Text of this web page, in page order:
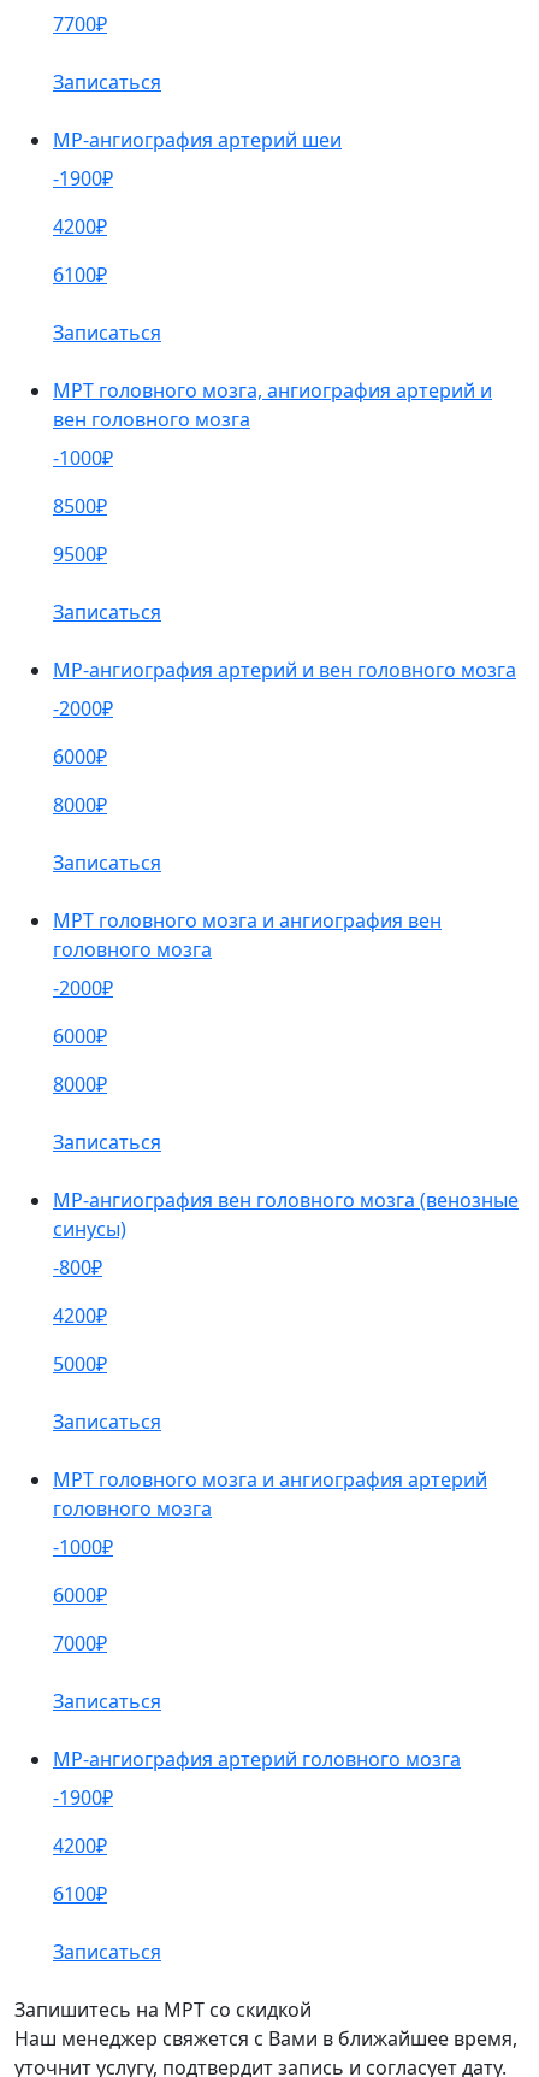
7700₽
Записаться
МР-ангиография артерий шеи
-1900₽
4200₽
6100₽
Записаться
МРТ головного мозга, ангиография артерий и
вен головного мозга
-1000₽
8500₽
9500₽
Записаться
МР-ангиография артерий и вен головного мозга
-2000₽
6000₽
8000₽
Записаться
МРТ головного мозга и ангиография вен
головного мозга
-2000₽
6000₽
8000₽
Записаться
МР-ангиография вен головного мозга (венозные
синусы)
-800₽
4200₽
5000₽
Записаться
МРТ головного мозга и ангиография артерий
головного мозга
-1000₽
6000₽
7000₽
Записаться
МР-ангиография артерий головного мозга
-1900₽
4200₽
6100₽
Записаться
Запишитесь на МРТ со скидкой
Наш менеджер свяжется с Вами в ближайшее время,
уточнит услугу, подтвердит запись и согласует дату.